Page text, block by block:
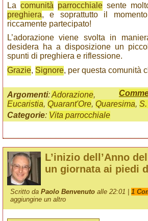
La comunità parrocchialesente
preghiera, e soprattutto il
riccamente partecipato!
L’adorazione viene svolta in
desidera ha a disposizione un
spunti di preghiera e riflessione.
Grazie, Signore, per questa comunità
Argomenti:Adorazione,
Eucaristia, Quarant'Ore, Quaresima,
Categorie: Vita parrocchiale
L’inizio dell’Anno
un giornata ai piedi
Scritto daPaolo Benvenuto alle 22:01 |1
aggiungine un altro